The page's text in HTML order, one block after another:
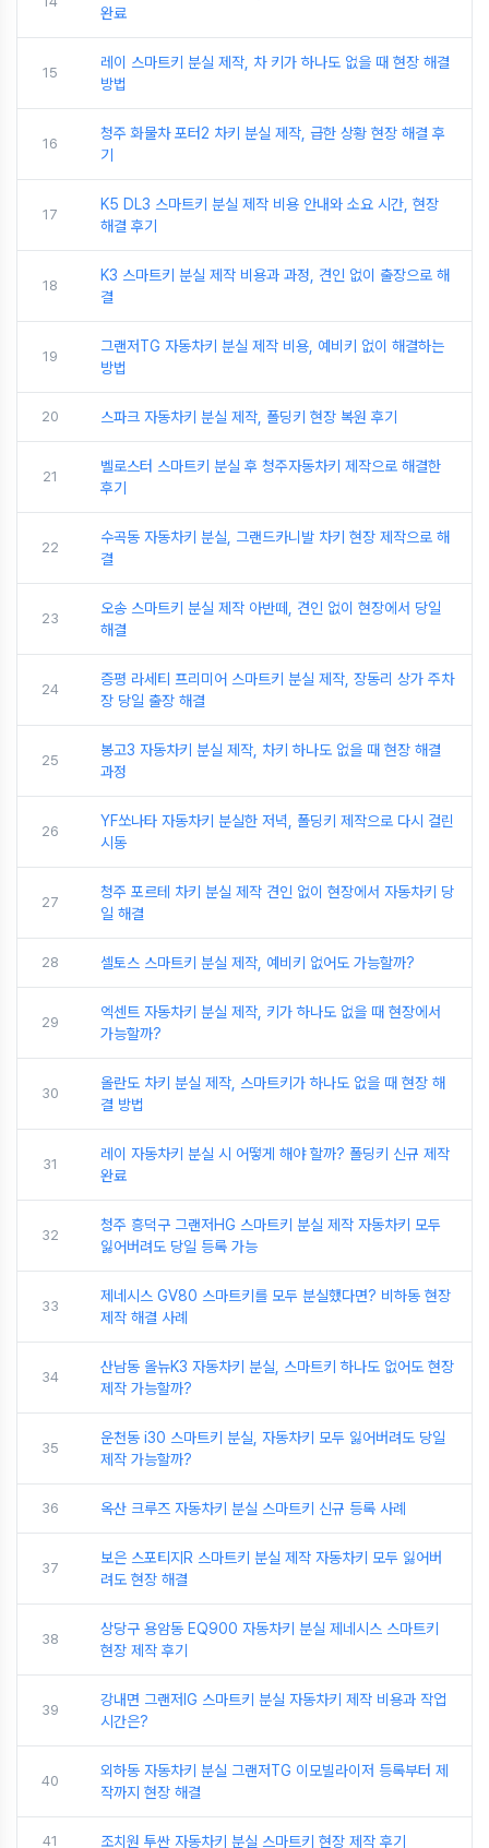
완료
15
레이 스마트키 분실 제작, 차 키가 하나도 없을 때 현장 해결
방법
16
청주 화물차 포터2 차키 분실 제작, 급한 상황 현장 해결 후
기
17
K5 DL3 스마트키 분실 제작 비용 안내와 소요 시간, 현장
해결 후기
18
K3 스마트키 분실 제작 비용과 과정, 견인 없이 출장으로 해
결
19
그랜저TG 자동차키 분실 제작 비용, 예비키 없이 해결하는
방법
20 스파크 자동차키 분실 제작, 폴딩키 현장 복원 후기
21
벨로스터 스마트키 분실 후 청주자동차키 제작으로 해결한
후기
22
수곡동 자동차키 분실, 그랜드카니발 차키 현장 제작으로 해
결
23
오송 스마트키 분실 제작 아반떼, 견인 없이 현장에서 당일
해결
24
증평 라세티 프리미어 스마트키 분실 제작, 장동리 상가 주차
장 당일 출장 해결
25
봉고3 자동차키 분실 제작, 차키 하나도 없을 때 현장 해결
과정
26
YF쏘나타 자동차키 분실한 저녁, 폴딩키 제작으로 다시 걸린
시동
27
청주 포르테 차키 분실 제작 견인 없이 현장에서 자동차키 당
일 해결
28 셀토스 스마트키 분실 제작, 예비키 없어도 가능할까?
29
엑센트 자동차키 분실 제작, 키가 하나도 없을 때 현장에서
가능할까?
30
올란도 차키 분실 제작, 스마트키가 하나도 없을 때 현장 해
결 방법
31
레이 자동차키 분실 시 어떻게 해야 할까? 폴딩키 신규 제작
완료
32
청주 흥덕구 그랜저HG 스마트키 분실 제작 자동차키 모두
잃어버려도 당일 등록 가능
33
제네시스 GV80 스마트키를 모두 분실했다면? 비하동 현장
제작 해결 사례
34
산남동 올뉴K3 자동차키 분실, 스마트키 하나도 없어도 현장
제작 가능할까?
35
운천동 i30 스마트키 분실, 자동차키 모두 잃어버려도 당일
제작 가능할까?
36 옥산 크루즈 자동차키 분실 스마트키 신규 등록 사례
37
보은 스포티지R 스마트키 분실 제작 자동차키 모두 잃어버
려도 현장 해결
38
상당구 용암동 EQ900 자동차키 분실 제네시스 스마트키
현장 제작 후기
39
강내면 그랜저IG 스마트키 분실 자동차키 제작 비용과 작업
시간은?
40
외하동 자동차키 분실 그랜저TG 이모빌라이저 등록부터 제
작까지 현장 해결
41 조치원 투싼 자동차키 분실 스마트키 현장 제작 후기